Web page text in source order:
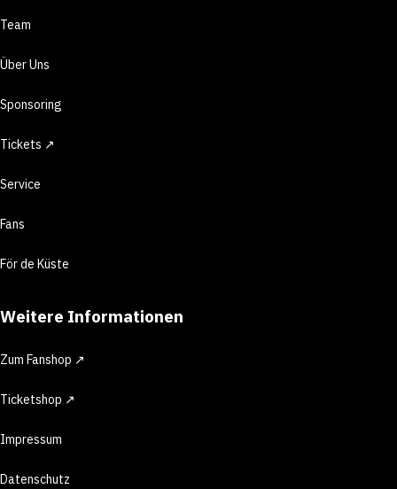
Team
Über Uns
Sponsoring
Tickets ↗
Service
Fans
För de Küste
Weitere Informationen
Zum Fanshop ↗
Ticketshop ↗
Impressum
Datenschutz